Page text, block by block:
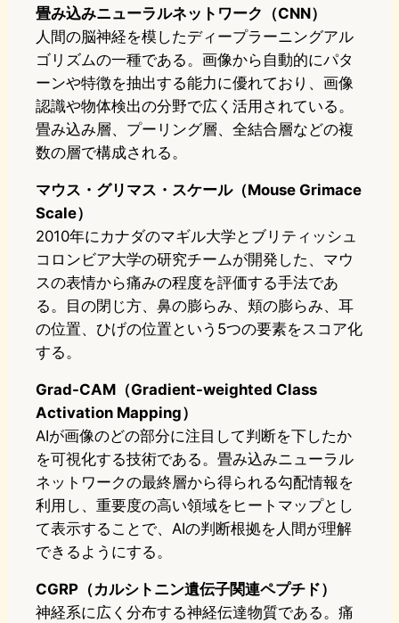
畳み込みニューラルネットワーク（CNN）
人間の脳神経を模したディープラーニングアル
ゴリズムの一種である。画像から自動的にパタ
ーンや特徴を抽出する能力に優れており、画像
認識や物体検出の分野で広く活用されている。
畳み込み層、プーリング層、全結合層などの複
数の層で構成される。
マウス・グリマス・スケール（Mouse Grimace
Scale）
2010年にカナダのマギル大学とブリティッシュ
コロンビア大学の研究チームが開発した、マウ
スの表情から痛みの程度を評価する手法であ
る。目の閉じ方、鼻の膨らみ、頬の膨らみ、耳
の位置、ひげの位置という5つの要素をスコア化
する。
Grad-CAM（Gradient-weighted Class
Activation Mapping）
AIが画像のどの部分に注目して判断を下したか
を可視化する技術である。畳み込みニューラル
ネットワークの最終層から得られる勾配情報を
利用し、重要度の高い領域をヒートマップとし
て表示することで、AIの判断根拠を人間が理解
できるようにする。
CGRP（カルシトニン遺伝子関連ペプチド）
神経系に広く分布する神経伝達物質である。痛